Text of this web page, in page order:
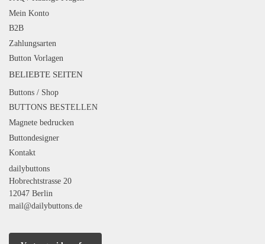
Mein Konto
B2B
Zahlungsarten
Button Vorlagen
BELIEBTE SEITEN
Buttons / Shop
BUTTONS BESTELLEN
Magnete bedrucken
Buttondesigner
Kontakt
dailybuttons
Hobrechtstrasse 20
12047 Berlin
mail@dailybuttons.de